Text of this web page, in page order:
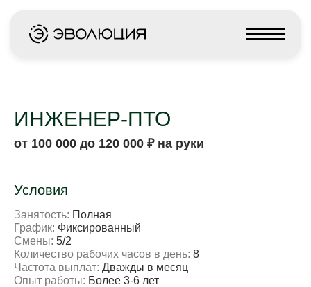
ИНЖЕНЕР-ПТО
от 100 000 до 120 000 ₽ на руки
Условия
Занятость: Полная
График: Фиксированный
Смены: 5/2
Количество рабочих часов в день: 8
Частота выплат: Дважды в месяц
Опыт работы: Более 3-6 лет